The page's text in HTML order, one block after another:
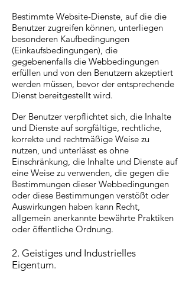
Bestimmte Website-Dienste, auf die die
Benutzer zugreifen können, unterliegen
besonderen Kaufbedingungen
(Einkaufsbedingungen), die
gegebenenfalls die Webbedingungen
erfüllen und von den Benutzern akzeptiert
werden müssen, bevor der entsprechende
Dienst bereitgestellt wird.
Der Benutzer verpflichtet sich, die Inhalte
und Dienste auf sorgfältige, rechtliche,
korrekte und rechtmäßige Weise zu
nutzen, und unterlässt es ohne
Einschränkung, die Inhalte und Dienste auf
eine Weise zu verwenden, die gegen die
Bestimmungen dieser Webbedingungen
oder diese Bestimmungen verstößt oder
Auswirkungen haben kann Recht,
allgemein anerkannte bewährte Praktiken
oder öffentliche Ordnung.
2. Geistiges und Industrielles
Eigentum.